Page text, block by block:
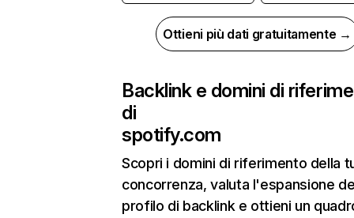
Ottieni più dati gratuitamente →
Backlink e domini di
di
spotify.com
Scopri i domini di riferimento della
concorrenza, valuta l'espansione
profilo di backlink e ottieni un